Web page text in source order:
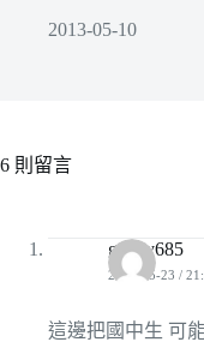
2013-05-10
6 則留言
genny685
2009-05-23 /
這邊把國中生 可